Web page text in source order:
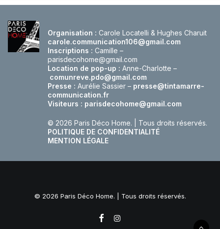
Organisation : Carole Locatelli & Hughes Charuit
carole.communication106@gmail.com
Inscriptions : Camille –
parisdecohome@gmail.com
Location de pop-up : Anne-Charlotte –
comunreve.pdo@gmail.com
Presse : Aurélie Sassier – presse@tintamarre-
communication.fr
Visiteurs : parisdecohome@gmail.com
© 2026 Paris Déco Home.
| Tous droits réservés.
POLITIQUE DE CONFIDENTIALITÉ
MENTION LÉGALE
© 2026 Paris Déco Home. | Tous droits réservés.